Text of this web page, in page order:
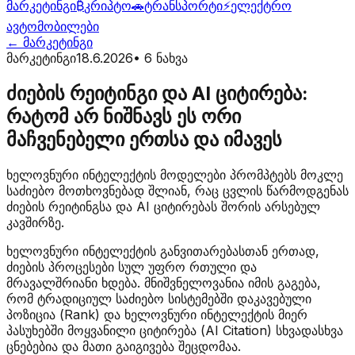
მარკეტინგი₿კრიპტო🚗ტრანსპორტი⚡ელექტრო
ავტომობილები
← მარკეტინგი
მარკეტინგი18.6.2026• 6 ნახვა
ძიების რეიტინგი და AI ციტირება:
რატომ არ ნიშნავს ეს ორი
მაჩვენებელი ერთსა და იმავეს
ხელოვნური ინტელექტის მოდელები პრომპტებს მოკლე
საძიებო მოთხოვნებად შლიან, რაც ცვლის წარმოდგენას
ძიების რეიტინგსა და AI ციტირებას შორის არსებულ
კავშირზე.
ხელოვნური ინტელექტის განვითარებასთან ერთად,
ძიების პროცესები სულ უფრო რთული და
მრავალშრიანი ხდება. მნიშვნელოვანია იმის გაგება,
რომ ტრადიციულ საძიებო სისტემებში დაკავებული
პოზიცია (Rank) და ხელოვნური ინტელექტის მიერ
პასუხებში მოყვანილი ციტირება (AI Citation) სხვადასხვა
ცნებებია და მათი გაიგივება შეცდომაა.